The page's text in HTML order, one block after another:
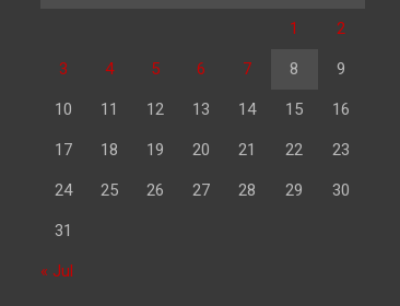
1 2
3 4 5 6 7 8 9
10 11 12 13 14 15 16
17 18 19 20 21 22 23
24 25 26 27 28 29 30
31
« Jul